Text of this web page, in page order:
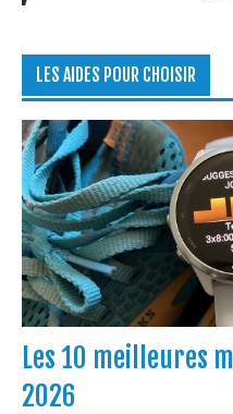
LES AIDES POUR CHOISIR
Les 10 meilleures
2026